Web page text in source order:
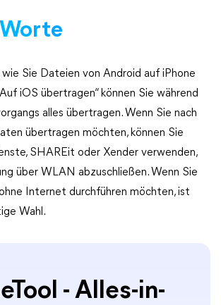
wie Sie Dateien von Android auf iPhone
iOS übertragen“ können Sie während
alles übertragen. Wenn Sie nach
übertragen möchten, können Sie
SHAREit oder Xender verwenden,
über WLAN abzuschließen. Wenn Sie
Internet durchführen möchten, ist
Wahl.
- Alles-in-